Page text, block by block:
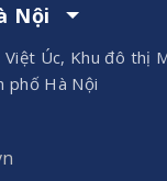
Nội
Việt Úc, Khu đô thị
phố Hà Nội